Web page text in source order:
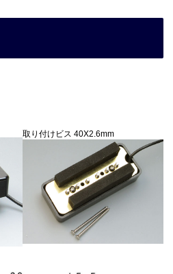
取り付けビス 40X2.6mm